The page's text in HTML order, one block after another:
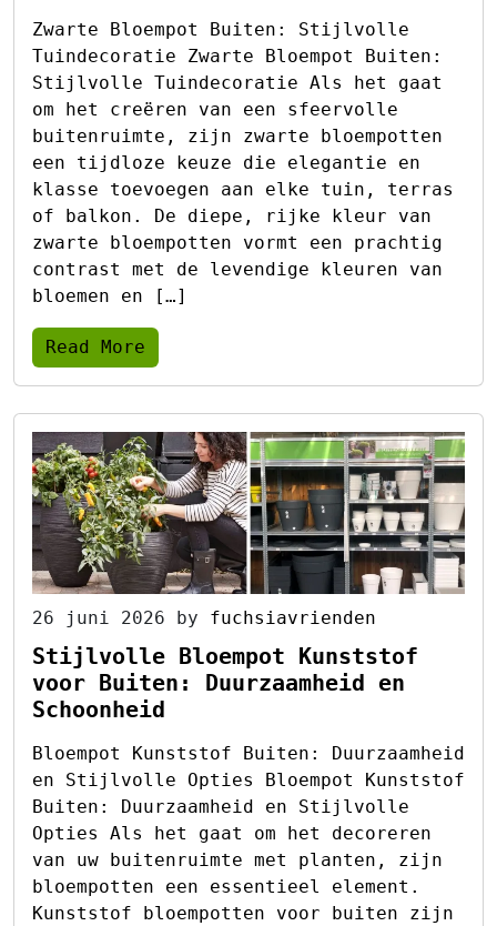
Zwarte Bloempot Buiten: Stijlvolle
Tuindecoratie Zwarte Bloempot Buiten:
Stijlvolle Tuindecoratie Als het gaat
om het creëren van een sfeervolle
buitenruimte, zijn zwarte bloempotten
een tijdloze keuze die elegantie en
klasse toevoegen aan elke tuin, terras
of balkon. De diepe, rijke kleur van
zwarte bloempotten vormt een prachtig
contrast met de levendige kleuren van
bloemen en […]
Read More
26 juni 2026 by fuchsiavrienden
Stijlvolle Bloempot Kunststof
voor Buiten: Duurzaamheid en
Schoonheid
Bloempot Kunststof Buiten: Duurzaamheid
en Stijlvolle Opties Bloempot Kunststof
Buiten: Duurzaamheid en Stijlvolle
Opties Als het gaat om het decoreren
van uw buitenruimte met planten, zijn
bloempotten een essentieel element.
Kunststof bloempotten voor buiten zijn